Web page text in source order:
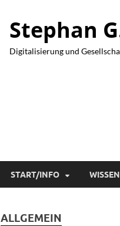
Stephan
Digitalisierung und
START/INFO
ALLGEMEIN